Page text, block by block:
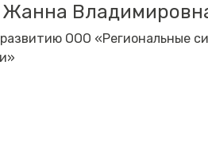
Жанна
ООО «Региональные